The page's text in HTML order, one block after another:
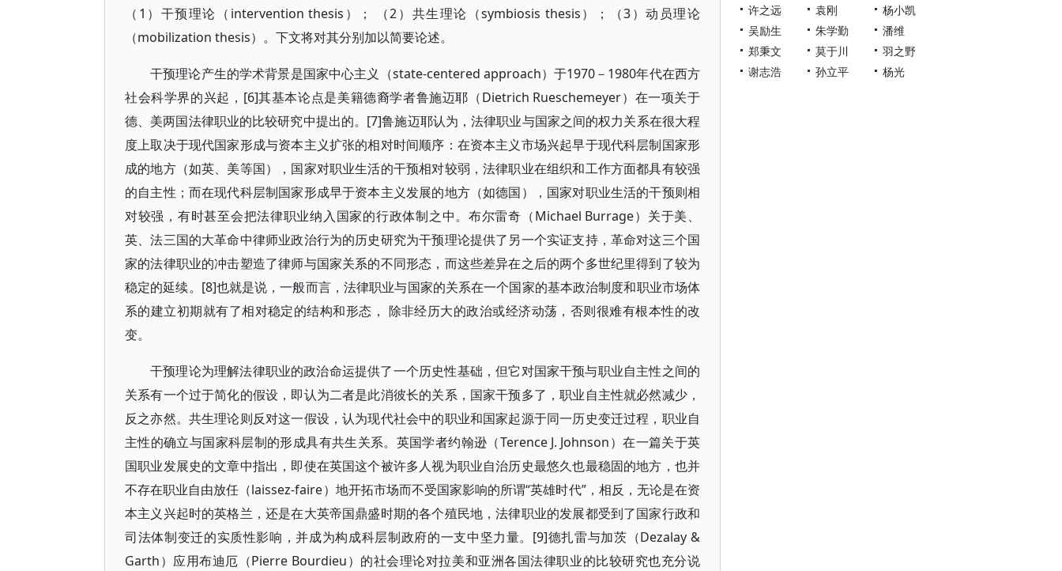
（1）干预理论（intervention thesis）； （2）共生理论（symbiosis thesis）；（3）动员理论
（mobilization thesis）。下文将对其分别加以简要论述。
干预理论产生的学术背景是国家中心主义（state-centered approach）于1970－1980年代在西方
社会科学界的兴起，[6]其基本论点是美籍德裔学者鲁施迈耶（Dietrich Rueschemeyer）在一项关于
德、美两国法律职业的比较研究中提出的。[7]鲁施迈耶认为，法律职业与国家之间的权力关系在很大程
度上取决于现代国家形成与资本主义扩张的相对时间顺序：在资本主义市场兴起早于现代科层制国家形
成的地方（如英、美等国），国家对职业生活的干预相对较弱，法律职业在组织和工作方面都具有较强
的自主性；而在现代科层制国家形成早于资本主义发展的地方（如德国），国家对职业生活的干预则相
对较强，有时甚至会把法律职业纳入国家的行政体制之中。布尔雷奇（Michael Burrage）关于美、
英、法三国的大革命中律师业政治行为的历史研究为干预理论提供了另一个实证支持，革命对这三个国
家的法律职业的冲击塑造了律师与国家关系的不同形态，而这些差异在之后的两个多世纪里得到了较为
稳定的延续。[8]也就是说，一般而言，法律职业与国家的关系在一个国家的基本政治制度和职业市场体
系的建立初期就有了相对稳定的结构和形态， 除非经历大的政治或经济动荡，否则很难有根本性的改
变。
干预理论为理解法律职业的政治命运提供了一个历史性基础，但它对国家干预与职业自主性之间的
关系有一个过于简化的假设，即认为二者是此消彼长的关系，国家干预多了，职业自主性就必然减少，
反之亦然。共生理论则反对这一假设，认为现代社会中的职业和国家起源于同一历史变迁过程，职业自
主性的确立与国家科层制的形成具有共生关系。英国学者约翰逊（Terence J. Johnson）在一篇关于英
国职业发展史的文章中指出，即使在英国这个被许多人视为职业自治历史最悠久也最稳固的地方，也并
不存在职业自由放任（laissez-faire）地开拓市场而不受国家影响的所谓“英雄时代”，相反，无论是在资
本主义兴起时的英格兰，还是在大英帝国鼎盛时期的各个殖民地，法律职业的发展都受到了国家行政和
司法体制变迁的实质性影响，并成为构成科层制政府的一支中坚力量。[9]德扎雷与加茨（Dezalay &
Garth）应用布迪厄（Pierre Bourdieu）的社会理论对拉美和亚洲各国法律职业的比较研究也充分说
许之远
袁刚
杨小凯
吴励生
朱学勤
潘维
郑秉文
莫于川
羽之野
谢志浩
孙立平 杨光